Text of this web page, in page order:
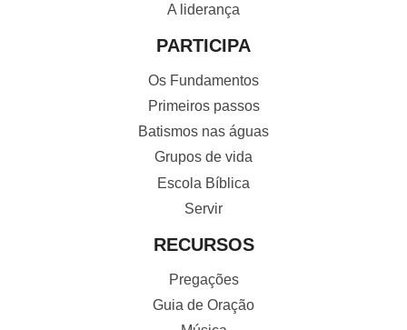
A liderança
PARTICIPA
Os Fundamentos
Primeiros passos
Batismos nas águas
Grupos de vida
Escola Bíblica
Servir
RECURSOS
Pregações
Guia de Oração